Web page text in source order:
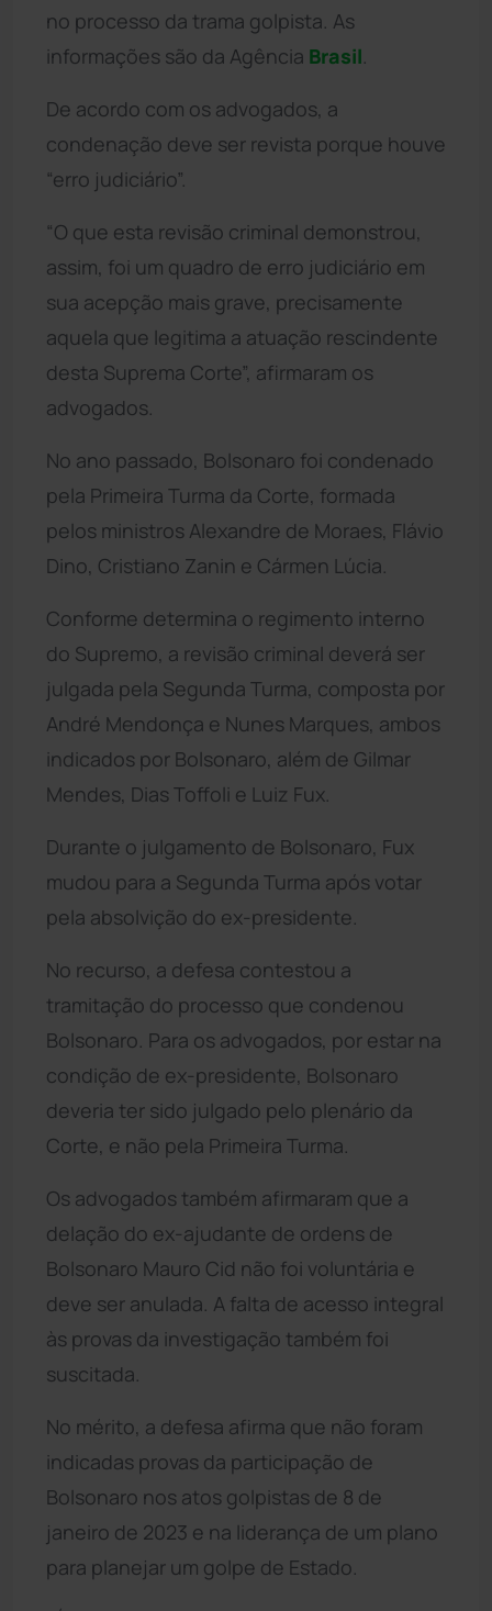
no processo da trama golpista. As
informações são da Agência Brasil
De acordo com os advogados, a
condenação deve ser revista porque houve
“erro judiciário”.
“O que esta revisão criminal demonstrou,
assim, foi um quadro de erro judiciário em
sua acepção mais grave, precisamente
aquela que legitima a atuação rescindente
desta Suprema Corte”, afirmaram os
advogados.
No ano passado, Bolsonaro foi condenado
pela Primeira Turma da Corte, formada
pelos ministros Alexandre de Moraes, Flávio
Dino, Cristiano Zanin e Cármen Lúcia.
Conforme determina o regimento interno
do Supremo, a revisão criminal deverá ser
julgada pela Segunda Turma, composta por
André Mendonça e Nunes Marques, ambos
indicados por Bolsonaro, além de Gilmar
Mendes, Dias Toffoli e Luiz Fux.
Durante o julgamento de Bolsonaro, Fux
mudou para a Segunda Turma após votar
pela absolvição do ex-presidente.
No recurso, a defesa contestou a
tramitação do processo que condenou
Bolsonaro. Para os advogados, por estar na
condição de ex-presidente, Bolsonaro
deveria ter sido julgado pelo plenário da
Corte, e não pela Primeira Turma.
Os advogados também afirmaram que a
delação do ex-ajudante de ordens de
Bolsonaro Mauro Cid não foi voluntária e
deve ser anulada. A falta de acesso integral
às provas da investigação também foi
suscitada.
No mérito, a defesa afirma que não foram
indicadas provas da participação de
Bolsonaro nos atos golpistas de 8 de
janeiro de 2023 e na liderança de um plano
para planejar um golpe de Estado.